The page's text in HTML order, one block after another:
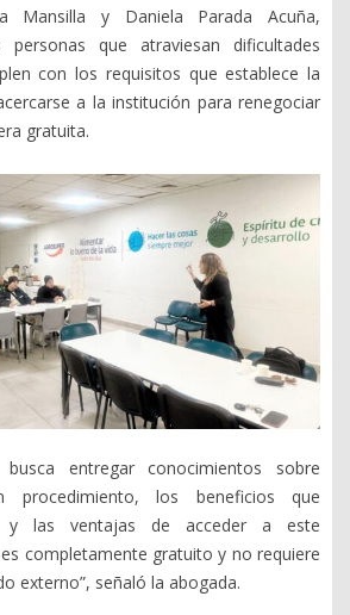
Mansilla y Daniela Parada Acuña,
que atraviesan dificultades
con los requisitos que establece la
a la institución para renegociar
gratuita.
busca entregar conocimientos sobre
procedimiento, los beneficios que
y las ventajas de acceder a este
completamente gratuito y no requiere
externo”, señaló la abogada.